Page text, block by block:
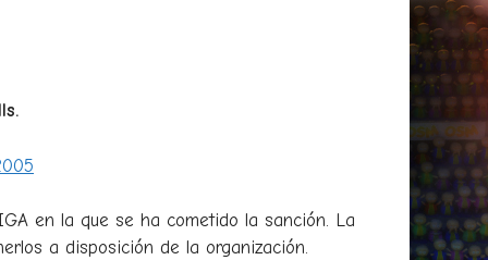
en la que se ha cometido la sanción. La
a disposición de la organización.